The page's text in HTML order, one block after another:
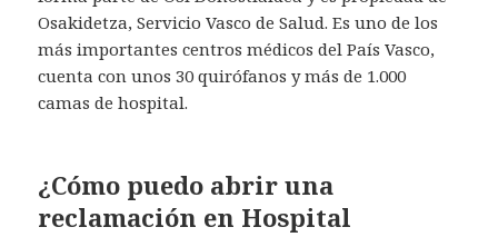
Osakidetza, Servicio Vasco de Salud. Es uno de los
más importantes centros médicos del País Vasco,
cuenta con unos 30 quirófanos y más de 1.000
camas de hospital.
¿Cómo puedo abrir una
reclamación en Hospital